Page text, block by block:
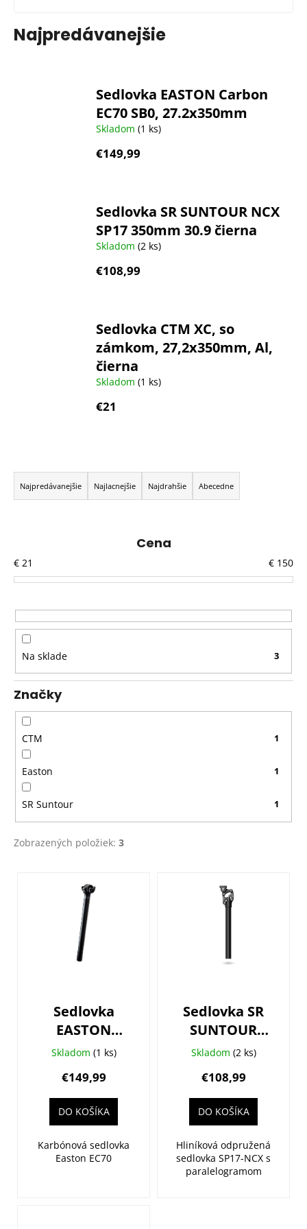
Najpredávanejšie
Sedlovka EASTON Carbon
EC70 SB0, 27.2x350mm
Skladom (1 ks)
€149,99
Sedlovka SR SUNTOUR NCX
SP17 350mm 30.9 čierna
Skladom (2 ks)
€108,99
Sedlovka CTM XC, so
zámkom, 27,2x350mm, Al,
čierna
Skladom (1 ks)
€21
R
a
d
i
e
r
o
d
u
k
t
o
v
Najpredávanejšie Najlacnejšie Najdrahšie Abecedne
Cena
€ 21 € 150
Na sklade 3
Značky
CTM 1
Easton 1
SR Suntour 1
Zobrazených položiek: 3
Sedlovka
EASTON
Carbon EC70
27.2x350mm
Skladom (1 ks)
€149,99
DO KOŠÍKA
Karbónová sedlovka
Easton EC70
Sedlovka SR
SUNTOUR
NCX SP17
čierna
Skladom (2 ks)
€108,99
DO KOŠÍKA
Hliníková odpružená
sedlovka SP17-NCX s
paralelogramom